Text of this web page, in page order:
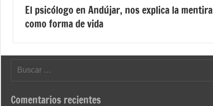
de
entradas
El psicólogo en Andújar, nos explica la mentira
como forma de vida
Buscar:
Comentarios recientes